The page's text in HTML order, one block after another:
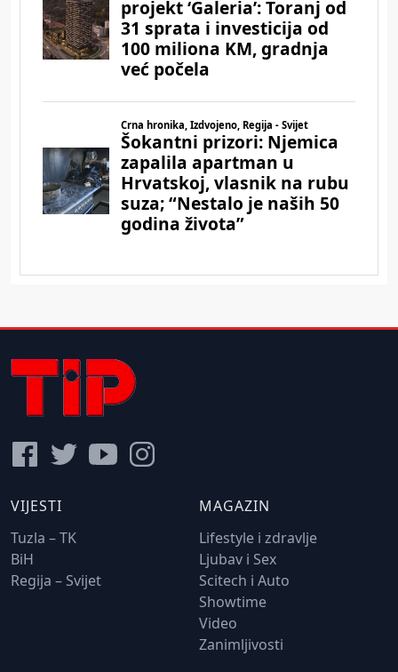
VIJESTI
Tuzla – TK
BiH
Regija – Svijet
MAGAZIN
Lifestyle i zdravlje
Ljubav i Sex
Scitech i Auto
Showtime
Video
Zanimljivosti